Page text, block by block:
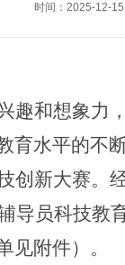
时间：2025-12-15
趣和想象力
育水平的不
创新大赛。
导员科技教
见附件）。